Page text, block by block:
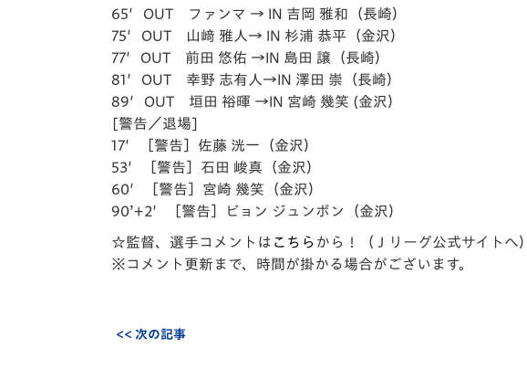
65′OUT ファンマ → IN 吉岡 雅和（長崎）
75′OUT 山﨑 雅人→ IN 杉浦 恭平（金沢）
77′OUT 前田 悠佑 →IN 島田 譲（長崎）
81′OUT 幸野 志有人→IN 澤田 崇（長崎）
89′OUT 垣田 裕暉 →IN 宮崎 幾笑 (金沢）
[警告／退場]
17′［警告］佐藤 洸一（金沢）
53′［警告］石田 峻真（金沢）
60′［警告］宮崎 幾笑（金沢）
90’+2′［警告］ビョン ジュンボン（金沢）
☆監督、選手コメントは こちら から！（Ｊリーグ公式サイトへ）
※コメント更新まで、時間が掛かる場合がございます。
<< 次の記事